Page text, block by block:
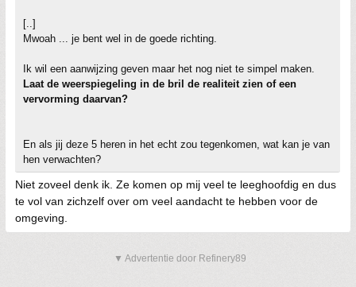
[..]
Mwoah ... je bent wel in de goede richting.
Ik wil een aanwijzing geven maar het nog niet te simpel maken.
Laat de weerspiegeling in de bril de realiteit zien of een
vervorming daarvan?
En als jij deze 5 heren in het echt zou tegenkomen, wat kan je van
hen verwachten?
Niet zoveel denk ik. Ze komen op mij veel te leeghoofdig en dus
te vol van zichzelf over om veel aandacht te hebben voor de
omgeving.
▼ Advertentie door Refinery89